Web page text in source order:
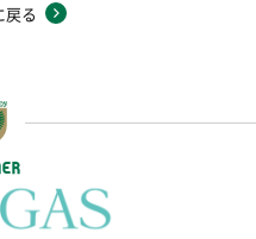
戻る